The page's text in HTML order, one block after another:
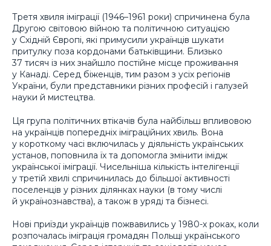
Третя хвиля іміграції (1946–1961 роки) спричинена була
Другою світовою війною та політичною ситуацією
у Східній Європі, які примусили українців шукати
притулку поза кордонами батьківщини. Близько
37 тисяч із них знайшло постійне місце проживання
у Канаді. Серед біженців, тим разом з усіх регіонів
України, були представники різних професій і галузей
науки й мистецтва.
Ця група політичних втікачів була найбільш впливовою
на українців попередніх іміграційних хвиль. Вона
у короткому часі включилась у діяльність українських
установ, поповнила їх та допомогла змінити імідж
української іміграції. Чисельніша кількість інтелігенції
у третій хвилі спричинилась до більшої активності
поселенців у різних ділянках науки (в тому числі
й українознавства), а також в уряді та бізнесі.
Нові приїзди українців пожвавились у 1980-х роках, коли
розпочалась іміграція громадян Польщі українського